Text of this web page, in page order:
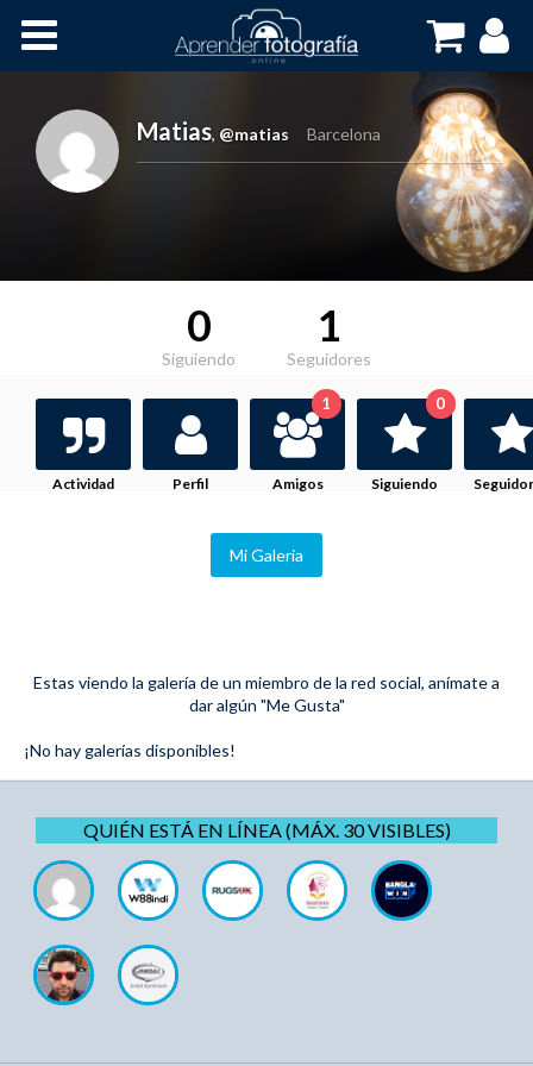
Cursos OnLine
Matias, @matias Barcelona
0
Siguiendo
1
Seguidores
Actividad Perfil Amigos
1
Siguiendo
0
Mi Galeria
Estas viendo la galería de un miembro de la red social, anímate a
dar algún "Me Gusta"
¡No hay galerías disponibles!
QUIÉN ESTÁ EN LÍNEA (MÁX. 30 VISIBLES)